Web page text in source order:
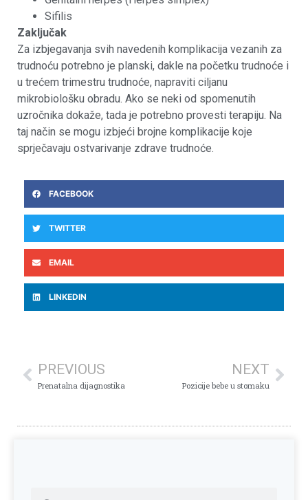
Sifilis
Zaključak
Za izbjegavanja svih navedenih komplikacija vezanih za
trudnoću potrebno je planski, dakle na početku trudnoće i
u trećem trimestru trudnoće, napraviti ciljanu
mikrobiološku obradu. Ako se neki od spomenutih
uzročnika dokaže, tada je potrebno provesti terapiju. Na
taj način se mogu izbjeći brojne komplikacije koje
sprječavaju ostvarivanje zdrave trudnoće.
FACEBOOK
TWITTER
EMAIL
LINKEDIN
PREVIOUS
Prenatalna dijagnostika
NEXT
Pozicije bebe u stomaku